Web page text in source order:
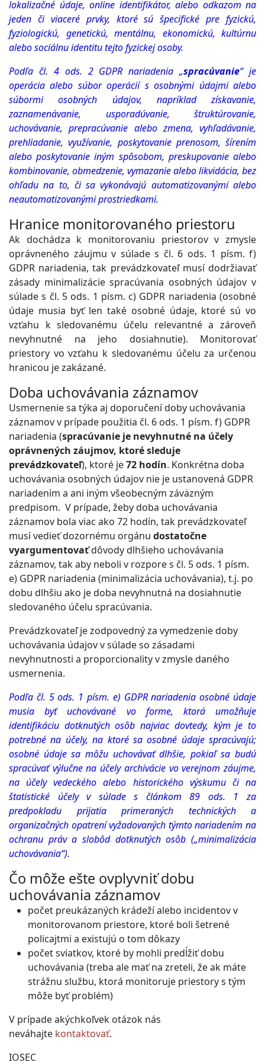
lokalizačné údaje, online identifikátor, alebo odkazom na
jeden či viaceré prvky, ktoré sú špecifické pre fyzickú,
fyziologickú, genetickú, mentálnu, ekonomickú, kultúrnu
alebo sociálnu identitu tejto fyzickej osoby.
Podľa čl. 4 ods. 2 GDPR nariadenia „spracúvanie“ je
operácia alebo súbor operácií s osobnými údajmi alebo
súbormi osobných údajov, napríklad získavanie,
zaznamenávanie, usporadúvanie, štruktúrovanie,
uchovávanie, prepracúvanie alebo zmena, vyhľadávanie,
prehliadanie, využívanie, poskytovanie prenosom, šírením
alebo poskytovanie iným spôsobom, preskupovanie alebo
kombinovanie, obmedzenie, vymazanie alebo likvidácia, bez
ohľadu na to, či sa vykonávajú automatizovanými alebo
neautomatizovanými prostriedkami.
Hranice monitorovaného priestoru
Ak dochádza k monitorovaniu priestorov v zmysle
oprávneného záujmu v súlade s čl. 6 ods. 1 písm. f)
GDPR nariadenia, tak prevádzkovateľ musí dodržiavať
zásady minimalizácie spracúvania osobných údajov v
súlade s čl. 5 ods. 1 písm. c) GDPR nariadenia (osobné
údaje musia byť len také osobné údaje, ktoré sú vo
vzťahu k sledovanému účelu relevantné a zároveň
nevyhnutné na jeho dosiahnutie). Monitorovať
priestory vo vzťahu k sledovanému účelu za určenou
hranicou je zakázané.
Doba uchovávania záznamov
Usmernenie sa týka aj doporučení doby uchovávania
záznamov v prípade použitia čl. 6 ods. 1 písm. f) GDPR
nariadenia (spracúvanie je nevyhnutné na účely
oprávnených záujmov, ktoré sleduje
prevádzkovateľ), ktoré je72 hodín. Konkrétna doba
uchovávania osobných údajov nie je ustanovená GDPR
nariadením a ani iným všeobecným záväzným
predpisom. V prípade, žeby doba uchovávania
záznamov bola viac ako 72 hodín, tak prevádzkovateľ
musí vedieť dozornému orgánu dostatočne
vyargumentovaťdôvody dlhšieho uchovávania
záznamov, tak aby neboli v rozpore s čl. 5 ods. 1 písm.
e) GDPR nariadenia (minimalizácia uchovávania), t.j. po
dobu dlhšiu ako je doba nevyhnutná na dosiahnutie
sledovaného účelu spracúvania.
Prevádzkovateľ je zodpovedný za vymedzenie doby
uchovávania údajov v súlade so zásadami
nevyhnutnosti a proporcionality v zmysle daného
usmernenia.
Podľa čl. 5 ods. 1 písm. e) GDPR nariadenia osobné údaje
musia byť uchovávané vo forme, ktorá umožňuje
identifikáciu dotknutých osôb najviac dovtedy, kým je to
potrebné na účely, na ktoré sa osobné údaje spracúvajú;
osobné údaje sa môžu uchovávať dlhšie, pokiaľ sa budú
spracúvať výlučne na účely archivácie vo verejnom záujme,
na účely vedeckého alebo historického výskumu či na
štatistické účely v súlade s článkom 89 ods. 1 za
predpokladu prijatia primeraných technických a
organizačných opatrení vyžadovaných týmto nariadením na
ochranu práv a slobôd dotknutých osôb („minimalizácia
uchovávania“).
Čo môže ešte ovplyvniť dobu
uchovávania záznamov
počet preukázaných krádeží alebo incidentov v
monitorovanom priestore, ktoré boli šetrené
policajtmi a existujú o tom dôkazy
počet sviatkov, ktoré by mohli predĺžiť dobu
uchovávania (treba ale mať na zreteli, že ak máte
strážnu službu, ktorá monitoruje priestory s tým
môže byť problém)
V prípade akýchkoľvek otázok nás
neváhajte kontaktovať.
IOSEC